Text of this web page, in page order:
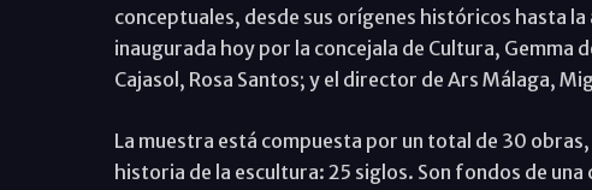
conceptuales, desde sus orígenes históricos hasta
inaugurada hoy por la concejala de Cultura, Gemma
Cajasol, Rosa Santos; y el director de Ars Málaga,
La muestra está compuesta por un total de 30
historia de la escultura: 25 siglos. Son fondos de